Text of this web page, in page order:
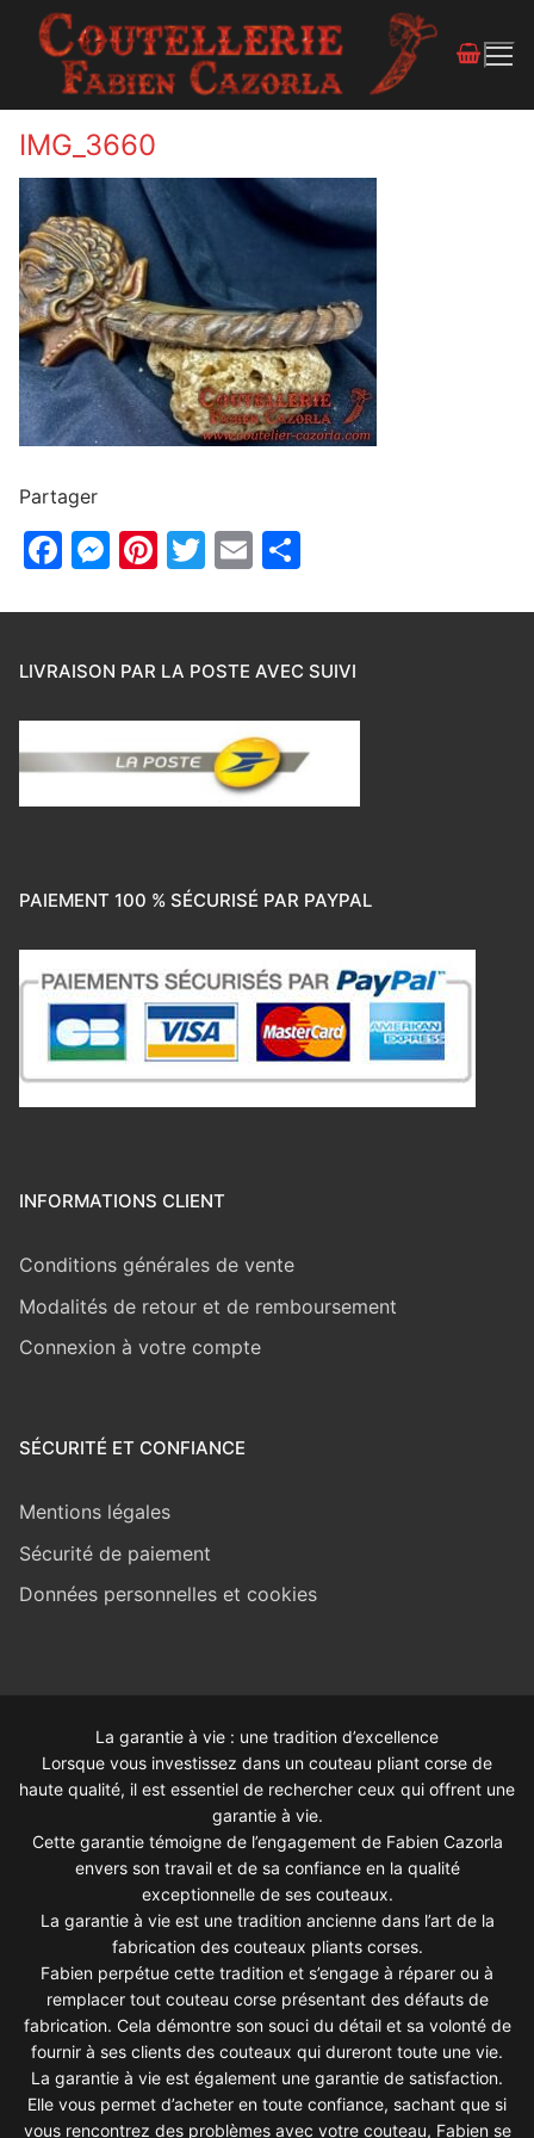
IMG_3660
Partager
Facebook
Messenger
Pinterest
Twitter
Email
LIVRAISON PAR LA POSTE AVEC SUIVI
PAIEMENT 100 % SÉCURISÉ PAR PAYPAL
INFORMATIONS CLIENT
Conditions générales de vente
Modalités de retour et de remboursement
Connexion à votre compte
SÉCURITÉ ET CONFIANCE
Mentions légales
Sécurité de paiement
Données personnelles et cookies
La garantie à vie : une tradition d’excellence
Lorsque vous investissez dans un couteau pliant corse de
haute qualité, il est essentiel de rechercher ceux qui offrent une
garantie à vie.
Cette garantie témoigne de l’engagement de Fabien Cazorla
envers son travail et de sa confiance en la qualité
exceptionnelle de ses couteaux.
La garantie à vie est une tradition ancienne dans l’art de la
fabrication des couteaux pliants corses.
Fabien perpétue cette tradition et s’engage à réparer ou à
remplacer tout couteau corse présentant des défauts de
fabrication. Cela démontre son souci du détail et sa volonté de
fournir à ses clients des couteaux qui dureront toute une vie.
La garantie à vie est également une garantie de satisfaction.
Elle vous permet d’acheter en toute confiance, sachant que si
vous rencontrez des problèmes avec votre couteau, Fabien se